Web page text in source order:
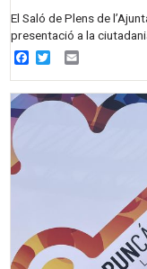
El Saló de Plens de
presentació a la
Facebook
Twitter